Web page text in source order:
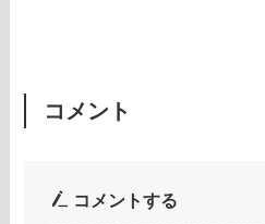
コメント
コメントする